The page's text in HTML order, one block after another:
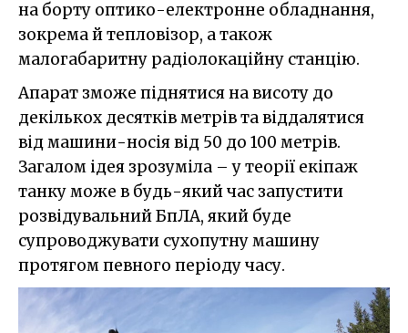
на борту оптико-електронне обладнання,
зокрема й тепловізор, а також
малогабаритну радіолокаційну станцію.
Апарат зможе піднятися на висоту до
декількох десятків метрів та віддалятися
від машини-носія від 50 до 100 метрів.
Загалом ідея зрозуміла – у теорії екіпаж
танку може в будь-який час запустити
розвідувальний БпЛА, який буде
супроводжувати сухопутну машину
протягом певного періоду часу.